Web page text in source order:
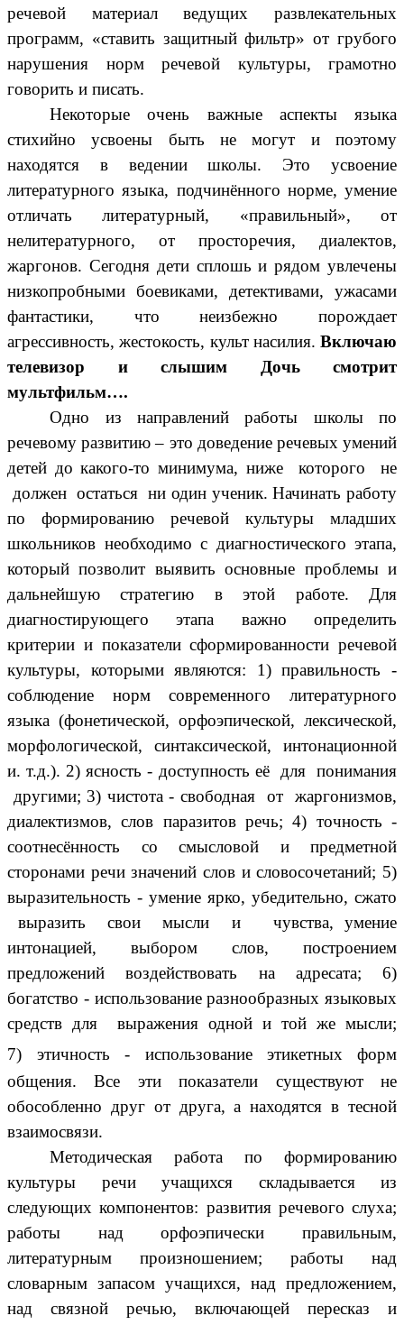
речевой материал ведущих развлекательных
программ, «ставить защитный фильтр» от грубого
нарушения норм речевой культуры, грамотно
говорить и писать.
Некоторые очень важные аспекты языка
стихийно усвоены быть не могут и поэтому
находятся в ведении школы. Это усвоение
литературного языка, подчинённого норме, умение
отличать литературный, «правильный», от
нелитературного, от просторечия, диалектов,
жаргонов. Сегодня дети сплошь и рядом увлечены
низкопробными боевиками, детективами, ужасами
фантастики, что неизбежно порождает
агрессивность, жестокость, культ насилия. Включаю
телевизор и слышим
Дочь смотрит
мультфильм….
Одно из направлений работы школы по
речевому развитию – это доведение речевых умений
детей до какого-то минимума, ниже которого не
должен остаться ни один ученик. Начинать работу
по формированию речевой культуры младших
школьников необходимо с диагностического этапа,
который позволит выявить основные проблемы и
дальнейшую стратегию в этой работе. Для
диагностирующего этапа важно определить
критерии и показатели сформированности речевой
культуры, которыми являются: 1) правильность -
соблюдение норм современного литературного
языка (фонетической, орфоэпической, лексической,
морфологической, синтаксической, интонационной
и. т.д.). 2) ясность - доступность её для понимания
другими; 3) чистота - свободная от жаргонизмов,
диалектизмов, слов паразитов речь; 4) точность -
соотнесённость со смысловой и предметной
сторонами речи значений слов и словосочетаний; 5)
выразительность - умение ярко, убедительно, сжато
выразить свои мысли и чувства, умение
интонацией, выбором слов, построением
предложений воздействовать на адресата; 6)
богатство - использование разнообразных языковых
средств для выражения одной и той же мысли;
7)
этичность - использование этикетных форм
общения. Все эти показатели существуют не
обособленно друг от друга, а находятся в тесной
взаимосвязи.
Методическая работа по формированию
культуры речи учащихся складывается из
следующих компонентов: развития речевого слуха;
работы над орфоэпически правильным,
литературным произношением; работы над
словарным запасом учащихся, над предложением,
над связной речью, включающей пересказ и